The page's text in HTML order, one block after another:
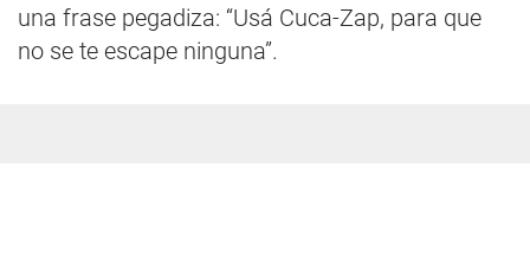
una frase pegadiza: “Usá Cuca-Zap, para que
no se te escape ninguna”.